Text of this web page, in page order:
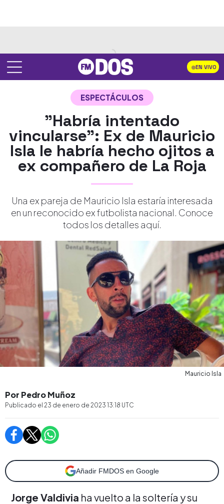
EN VIVO
ESPECTÁCULOS
"Habría intentado
vincularse": Ex de Mauricio
Isla le habría hecho ojitos a
ex compañero de La Roja
Una ex pareja de Mauricio Isla estaría interesada
en un reconocido ex futbolista nacional. Conoce
todos los detalles aquí.
Mauricio Isla
Por Pedro Muñoz
Publicado el 23 de enero de 2023 13:18 UTC
Añadir FMDOS en Google
Jorge Valdivia ha vuelto a la soltería y su